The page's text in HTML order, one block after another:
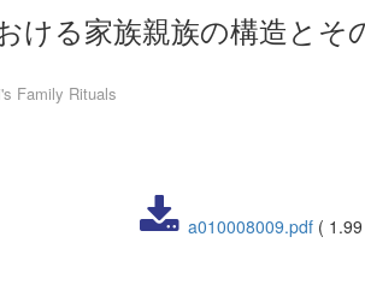
ける家族親族の構造とそ
Family Rituals
a010008009.pdf (